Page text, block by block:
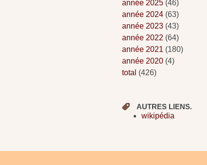
année 2025 (46)
année 2024 (63)
année 2023 (43)
année 2022 (64)
année 2021 (180)
année 2020 (4)
total (426)
AUTRES LIENS.
wikipédia